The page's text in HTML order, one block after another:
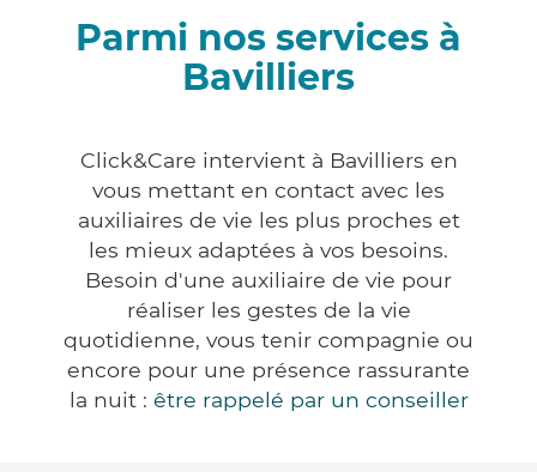
Parmi nos services à
Bavilliers
Click&Care intervient à Bavilliers en
vous mettant en contact avec les
auxiliaires de vie les plus proches et
les mieux adaptées à vos besoins.
Besoin d'une auxiliaire de vie pour
réaliser les gestes de la vie
quotidienne, vous tenir compagnie ou
encore pour une présence rassurante
la nuit : être rappelé par un conseiller